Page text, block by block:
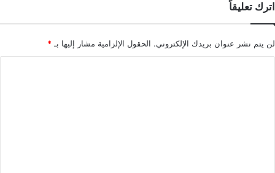
اترك تعليقاً
لن يتم نشر عنوان بريدك الإلكتروني. الحقول الإلزامية مشار إليها بـ *